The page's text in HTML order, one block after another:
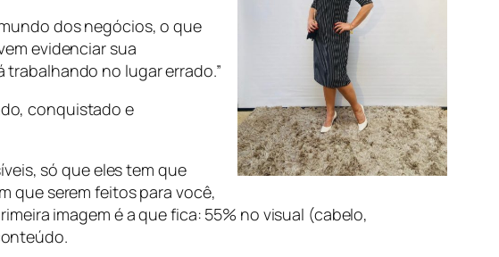
dos negócios, o que
evidenciar sua
trabalhando no lugar errado.”
conquistado e
só que eles tem que
que serem feitos para você,
imagem é a que fica: 55% no visual (cabelo,